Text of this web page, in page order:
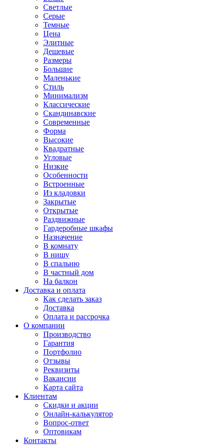
Светлые
Серые
Темные
Цена
Элитные
Дешевые
Размеры
Большие
Маленькие
Стиль
Минимализм
Классические
Скандинавские
Современные
Форма
Высокие
Квадратные
Угловые
Низкие
Особенности
Встроенные
Из кладовки
Закрытые
Открытые
Раздвижные
Гардеробные шкафы
Назначение
В комнату
В нишу
В спальню
В частный дом
На балкон
Доставка и оплата
Как сделать заказ
Доставка
Оплата и рассрочка
О компании
Производство
Гарантия
Портфолио
Отзывы
Реквизиты
Вакансии
Карта сайта
Клиентам
Скидки и акции
Онлайн-калькулятор
Вопрос-ответ
Оптовикам
Контакты